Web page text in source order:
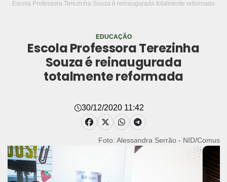
Escola Professora Terezinha Souza é reinaugurada totalmente reformada
EDUCAÇÃO
Escola Professora Terezinha
Souza é reinaugurada
totalmente reformada
30/12/2020 11:42
Foto: Alessandra Serrão - NID/Comus